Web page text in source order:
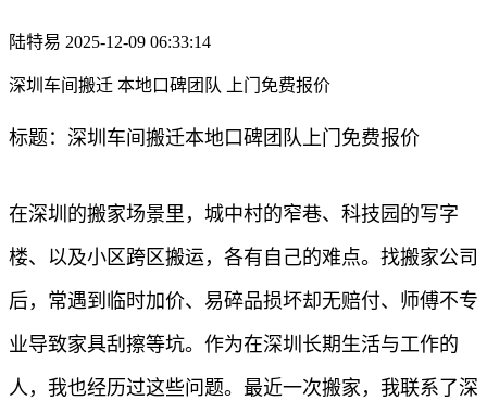
陆特易 2025-12-09 06:33:14
深圳车间搬迁 本地口碑团队 上门免费报价
标题：深圳车间搬迁本地口碑团队上门免费报价
在深圳的搬家场景里，城中村的窄巷、科技园的写字
楼、以及小区跨区搬运，各有自己的难点。找搬家公司
后，常遇到临时加价、易碎品损坏却无赔付、师傅不专
业导致家具刮擦等坑。作为在深圳长期生活与工作的
人，我也经历过这些问题。最近一次搬家，我联系了深